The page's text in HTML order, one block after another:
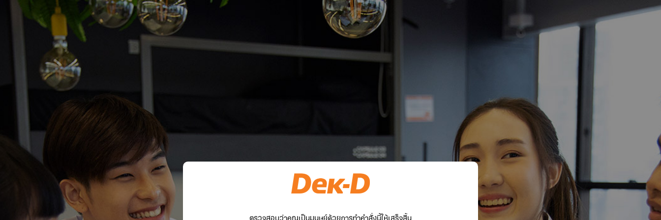
ตรวจสอบว่าคุณเป็นมนุษย์ด้วยการทำคำสั่งนี้ให้เสร็จสิ้น